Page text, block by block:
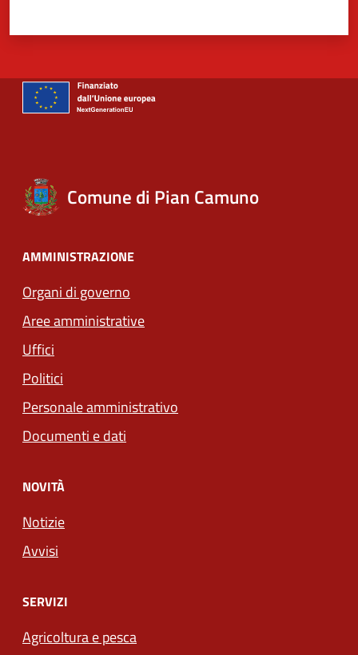
Comune di Pian Camuno
AMMINISTRAZIONE
Organi di governo
Aree amministrative
Uffici
Politici
Personale amministrativo
Documenti e dati
NOVITÀ
Notizie
Avvisi
SERVIZI
Agricoltura e pesca